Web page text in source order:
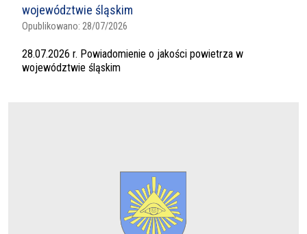
województwie śląskim
Opublikowano: 28/07/2026
28.07.2026 r. Powiadomienie o jakości powietrza w
województwie śląskim